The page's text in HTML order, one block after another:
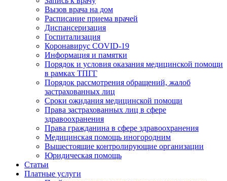
Вызов врача на дом
Расписание приема врачей
Диспансеризация
Госпитализация
Коронавирус COVID-19
Информация и памятки
Порядок и условия оказания медицинской помощи
в рамках ТПГГ
Порядок рассмотрения обращений, жалоб
застрахованных лиц
Сроки ожидания медицинской помощи
Права застрахованных лиц в сфере
здравоохранения
Права гражданина в сфере здравоохранения
Медицинская помощь иногородним
Вышестоящие контролирующие организации
Юридическая помощь
Статьи
Платные услуги